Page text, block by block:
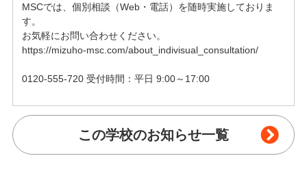
MSCでは、個別相談（Web・電話）を随時実施しておりま
す。
お気軽にお問い合わせください。
https://mizuho-msc.com/about_indivisual_consultation/
0120-555-720 受付時間：平日 9:00～17:00
この学校のお知らせ一覧